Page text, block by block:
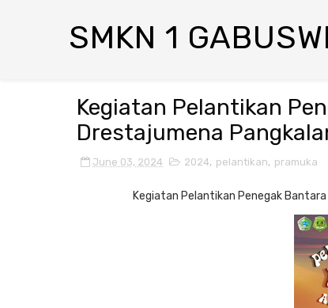
SMKN 1
Kegiatan Pelantikan
Drestajumena
June 03, 2024 2024, pelantikan, pramuka
Kegiatan Pelantikan Penegak